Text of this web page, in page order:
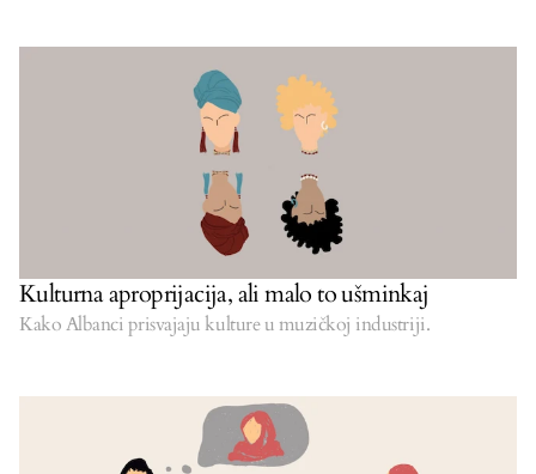
Kulturna aproprijacija, ali malo to ušminkaj
Kako Albanci prisvajaju kulture u muzičkoj industriji.